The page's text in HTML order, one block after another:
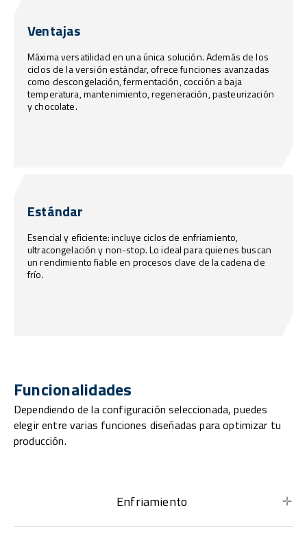
Ventajas
Máxima versatilidad en una única solución. Además de los
ciclos de la versión estándar, ofrece funciones avanzadas
como descongelación, fermentación, cocción a baja
temperatura, mantenimiento, regeneración, pasteurización
y chocolate.
Estándar
Esencial y eficiente: incluye ciclos de enfriamiento,
ultracongelación y non-stop. Lo ideal para quienes buscan
un rendimiento fiable en procesos clave de la cadena de
frío.
Funcionalidades
Dependiendo de la configuración seleccionada, puedes
elegir entre varias funciones diseñadas para optimizar tu
producción.
Enfriamiento